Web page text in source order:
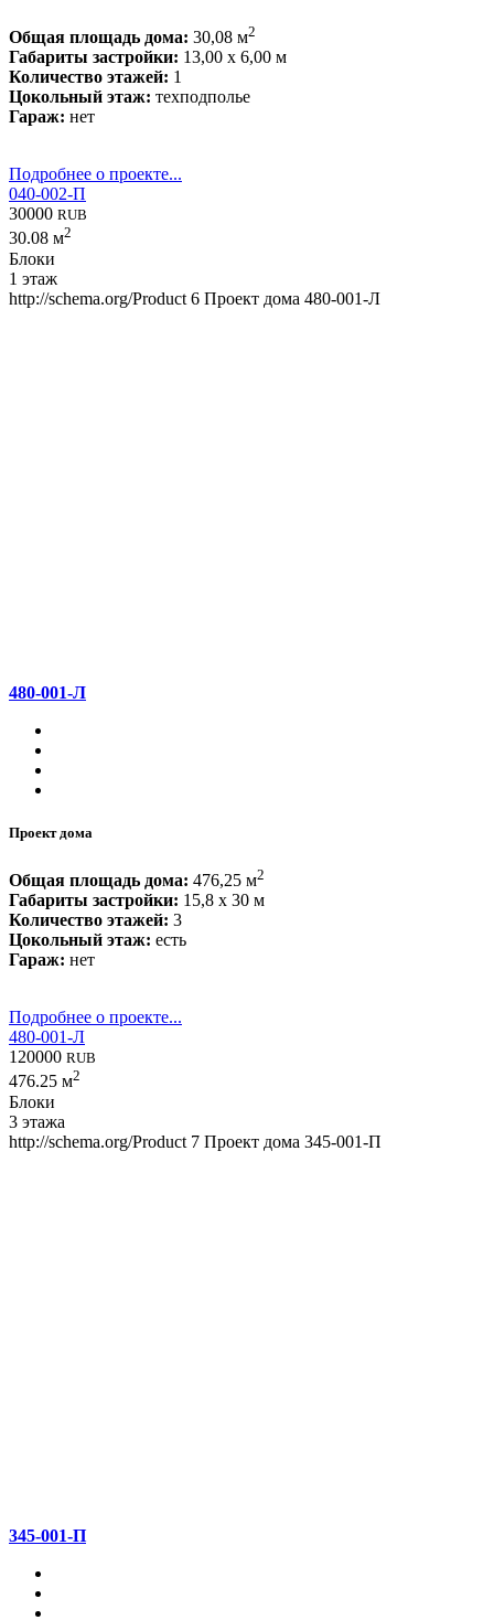
Общая площадь дома: 30,08 м2
Габариты застройки: 13,00 x 6,00 м
Количество этажей: 1
Цокольный этаж: техподполье
Гараж: нет
Подробнее о проекте...
040-002-П
30000 RUB
30.08 м2
Блоки
1 этаж
http://schema.org/Product 6 Проект дома 480-001-Л
480-001-Л
Проект дома
Общая площадь дома: 476,25 м2
Габариты застройки: 15,8 x 30 м
Количество этажей: 3
Цокольный этаж: есть
Гараж: нет
Подробнее о проекте...
480-001-Л
120000 RUB
476.25 м2
Блоки
3 этажа
http://schema.org/Product 7 Проект дома 345-001-П
345-001-П